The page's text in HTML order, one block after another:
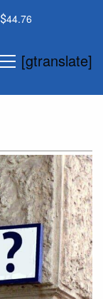
44.76
[gtranslate]